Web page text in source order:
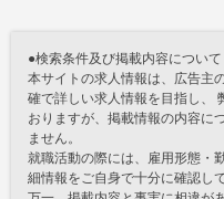
●検索条件及び掲載内容について
本サイトの求人情報は、広告主
確で詳しい求人情報を目指し、
おりますが、掲載情報の内容に
ません。
就職活動の際には、雇用形態・
細情報をご自身で十分に確認し